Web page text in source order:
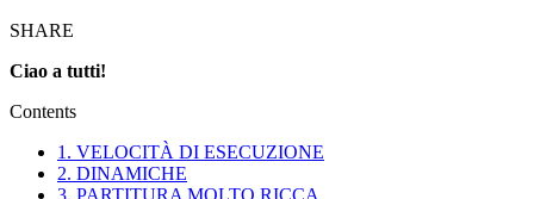
SHARE
Ciao a tutti!
Contents
1. VELOCITÀ DI ESECUZIONE
2. DINAMICHE